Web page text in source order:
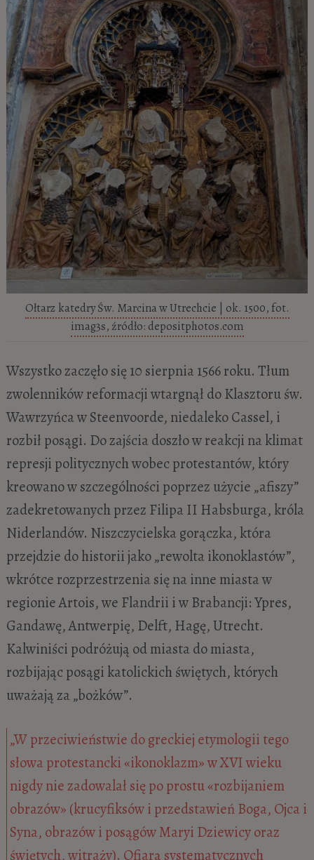
Ołtarz katedry Św. Marcina w Utrechcie | ok. 1500, fot.
imag3s, źródło: depositphotos.com
Wszystko zaczęło się 10 sierpnia 1566 roku. Tłum
zwolenników reformacji wtargnął do Klasztoru św.
Wawrzyńca w Steenvoorde, niedaleko Cassel, i
rozbił posągi. Do zajścia doszło w reakcji na klimat
represji politycznych wobec protestantów, który
kreowano w szczególności poprzez użycie „afiszy”
zadekretowanych przez Filipa II Habsburga, króla
Niderlandów. Niszczycielska gorączka, która
przejdzie do historii jako „rewolta ikonoklastów”,
wkrótce rozprzestrzenia się na inne miasta w
regionie Artois, we Flandrii i w Brabancji: Ypres,
Gandawę, Antwerpię, Delft, Hagę, Utrecht.
Kalwiniści podróżują od miasta do miasta,
rozbijając posągi katolickich świętych, których
uważają za „bożków”.
„W przeciwieństwie do greckiej etymologii tego
słowa protestancki «ikonoklazm» w XVI wieku
nigdy nie zadowalał się po prostu «rozbijaniem
obrazów» (krucyfiksów i przedstawień Boga, Ojca i
Syna, obrazów i posągów Maryi Dziewicy oraz
świętych, witraży). Ofiarą systematycznych